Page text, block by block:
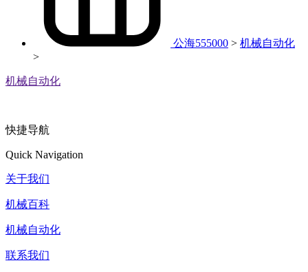
公海555000 > 机械自动化
>
机械自动化
快捷导航
Quick Navigation
关于我们
机械百科
机械自动化
联系我们